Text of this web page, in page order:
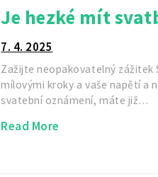
Je hezké mít
7. 4. 2025
Zažijte neopakovatelný zážitek
mílovými kroky a vaše napětí a
svatební oznámení, máte již…
Read More